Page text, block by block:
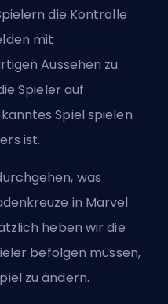
die Kontrolle
mit
Aussehen zu
Spieler auf
Spiel spielen
ist.
was
in Marvel
heben wir die
befolgen müssen,
zu ändern.